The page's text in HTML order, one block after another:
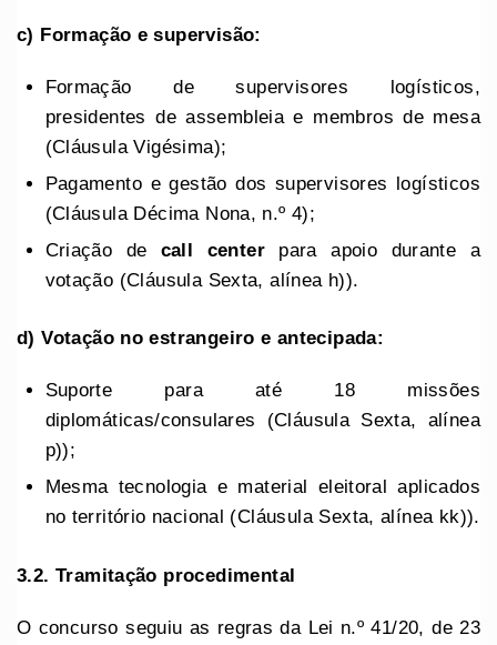
c) Formação e supervisão:
Formação de supervisores logísticos,
presidentes de assembleia e membros de mesa
(Cláusula Vigésima);
Pagamento e gestão dos supervisores logísticos
(Cláusula Décima Nona, n.º 4);
Criação de call centerpara apoio durante a
votação (Cláusula Sexta, alínea h)).
d) Votação no estrangeiro e antecipada:
Suporte para até 18 missões
diplomáticas/consulares (Cláusula Sexta, alínea
p));
Mesma tecnologia e material eleitoral aplicados
no território nacional (Cláusula Sexta, alínea kk)).
3.2. Tramitação procedimental
O concurso seguiu as regras da Lei n.º 41/20, de 23